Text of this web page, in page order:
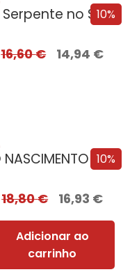
10%
A Serpente no Sótão + oferta O Deus das Moscas Tem Fome
16,60€ 14,94 €
10%
O NASCIMENTO DA TERRA: Como o nosso planeta gerou vida
18,80€ 16,93 €
Adicionar ao
carrinho